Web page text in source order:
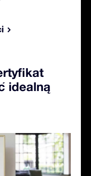
idealną